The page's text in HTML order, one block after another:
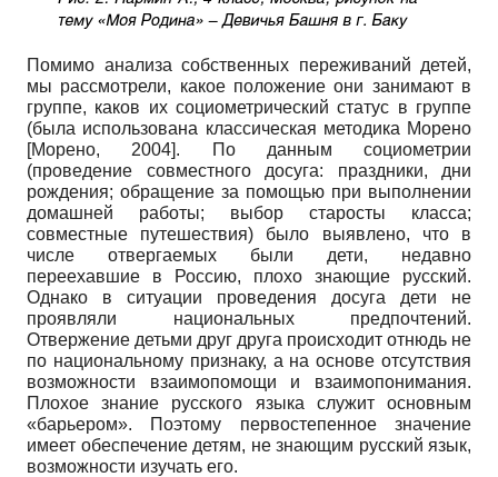
Помимо анализа собственных переживаний детей,
мы рассмотрели, какое положение они занимают в
группе, каков их со­циометрический статус в группе
(была использована классическая методика Морено
[Морено, 2004]. По данным социометрии
(проведение совместного досуга: праздники, дни
рождения; обращение за помощью при выполнении
домашней работы; выбор старосты класса;
совместные путешествия) было выявлено, что в
числе отвергаемых были дети, недавно
переехавшие в Россию, плохо знающие русский.
Однако в ситуации проведения досуга дети не
проявляли национальных предпочтений.
Отвержение детьми друг друга происходит отнюдь не
по национальному признаку, а на основе отсутствия
возможности взаимопомощи и взаимопонимания.
Плохое знание русского языка служит основным
«барьером». Поэтому первостепенное значение
имеет обеспечение детям, не знающим русский язык,
возможности изучать его.